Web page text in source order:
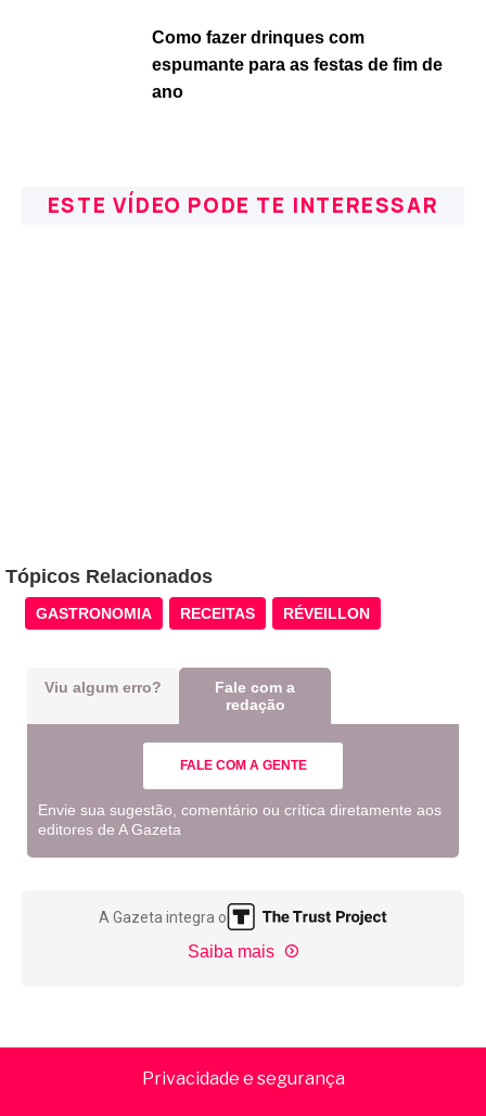
Como fazer drinques com
espumante para as festas de fim de
ano
ESTE VÍDEO PODE TE INTERESSAR
Tópicos Relacionados
GASTRONOMIA RECEITAS RÉVEILLON
Viu algum erro?
Fale com a
redação
FALE COM A GENTE
Envie sua sugestão, comentário ou crítica diretamente aos
editores de A Gazeta
A Gazeta integra o
Saiba mais
Privacidade e segurança